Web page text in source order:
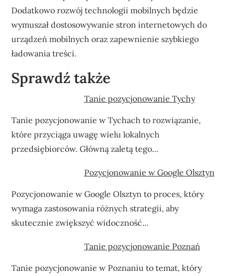
Dodatkowo rozwój technologii mobilnych będzie
wymuszał dostosowywanie stron internetowych do
urządzeń mobilnych oraz zapewnienie szybkiego
ładowania treści.
Sprawdź także
Tanie pozycjonowanie Tychy
Tanie pozycjonowanie w Tychach to rozwiązanie,
które przyciąga uwagę wielu lokalnych
przedsiębiorców. Główną zaletą tego…
Pozycjonowanie w Google Olsztyn
Pozycjonowanie w Google Olsztyn to proces, który
wymaga zastosowania różnych strategii, aby
skutecznie zwiększyć widoczność…
Tanie pozycjonowanie Poznań
Tanie pozycjonowanie w Poznaniu to temat, który